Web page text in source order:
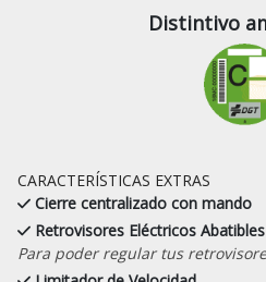
Distintivo
CARACTERÍSTICAS EXTRAS
Cierre centralizado con mando
Retrovisores Eléctricos Abatibles
Para poder regular tus